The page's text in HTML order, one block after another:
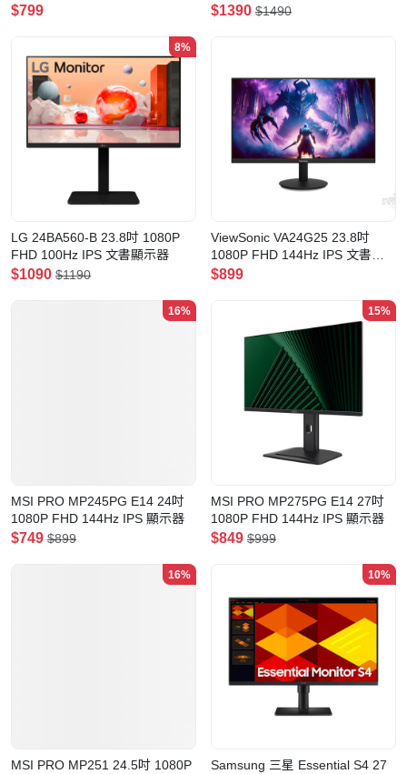
$799 $1390 $1490
8%
LG 24BA560-B 23.8吋 1080P
FHD 100Hz IPS 文書顯示器
$1090 $1190
ViewSonic VA24G25 23.8吋
1080P FHD 144Hz IPS 文書顯
示器
$899
16%
MSI PRO MP245PG E14 24吋
1080P FHD 144Hz IPS 顯示器
$749 $899
15%
MSI PRO MP275PG E14 27吋
1080P FHD 144Hz IPS 顯示器
$849 $999
16%
MSI PRO MP251 24.5吋 1080P
10%
Samsung 三星 Essential S4 27